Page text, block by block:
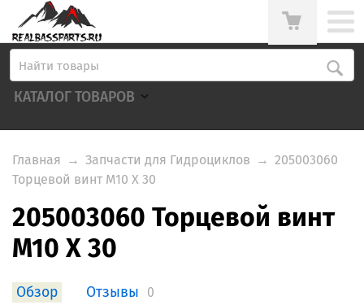
КАТАЛОГ ТОВАРОВ
Главная → Запчасти для Гидроциклов → 205003060
Торцевой винт M10 X 30
205003060 Торцевой винт
M10 X 30
Обзор Отзывы 0